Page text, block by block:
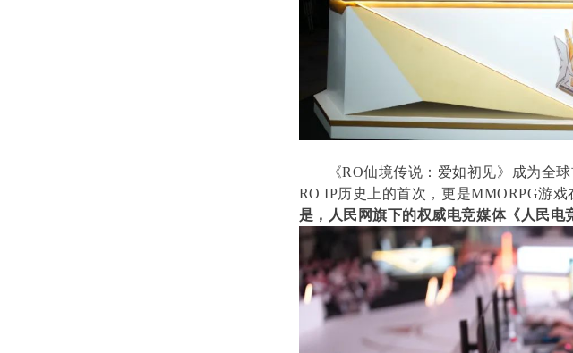
《RO仙境传说：爱如初见》成为全
RO IP历史上的首次，更是MMORPG游
是，人民网旗下的权威电竞媒体《人民电